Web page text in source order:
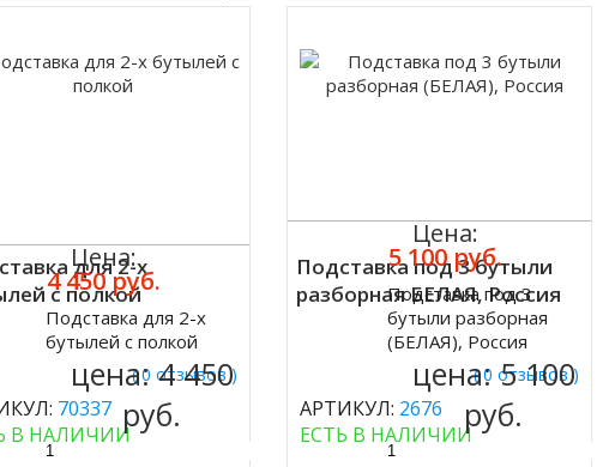
для 2-х
с полкой
( 0 отзывов )
70337
В НАЛИЧИИ
Цена:
4 450 руб.
Подставка для 2-х
бутылей с полкой
цена:4 450
руб.
Подставка под 3 бутыли
разборная БЕЛАЯ, Россия
( 0 отзывов )
АРТИКУЛ: 2676
ЕСТЬ В НАЛИЧИИ
Цена:
5 100 руб.
Купить
Подставка под 3
бутыли разборная
(БЕЛАЯ), Россия
цена:5 100
руб.